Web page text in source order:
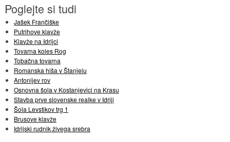
Poglejte si tudi
Jašek Frančiške
Putrihove klavže
Klavže na Idrijci
Tovarna koles Rog
Tobačna tovarna
Romanska hiša v Štanjelu
Antonijev rov
Osnovna šola v Kostanjevici na Krasu
Stavba prve slovenske realke v Idriji
Šola Levstikov trg 1
Brusove klavže
Idrijski rudnik živega srebra